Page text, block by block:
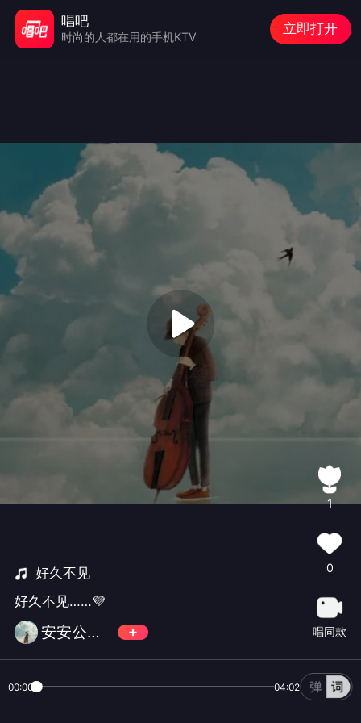
好久不见
好久不见……💜
安安公主Anita
1
0
唱同款
00:00 04:02
唱吧
时尚的人都在用的手机KTV
立即打开